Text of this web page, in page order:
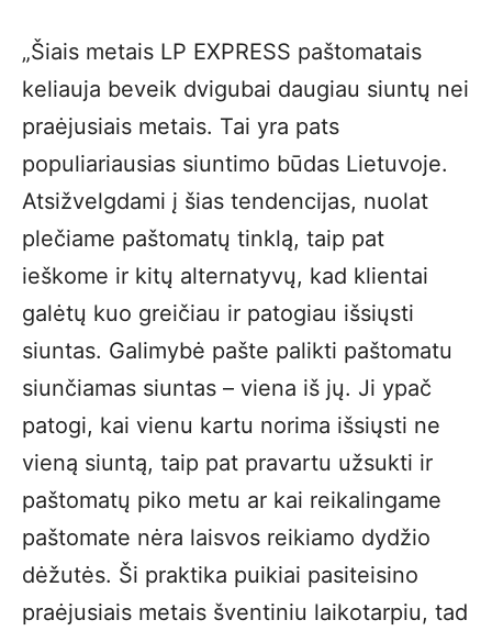
„Šiais metais LP EXPRESS paštomatais
keliauja beveik dvigubai daugiau siuntų nei
praėjusiais metais. Tai yra pats
populiariausias siuntimo būdas Lietuvoje.
Atsižvelgdami į šias tendencijas, nuolat
plečiame paštomatų tinklą, taip pat
ieškome ir kitų alternatyvų, kad klientai
galėtų kuo greičiau ir patogiau išsiųsti
siuntas. Galimybė pašte palikti paštomatu
siunčiamas siuntas – viena iš jų. Ji ypač
patogi, kai vienu kartu norima išsiųsti ne
vieną siuntą, taip pat pravartu užsukti ir
paštomatų piko metu ar kai reikalingame
paštomate nėra laisvos reikiamo dydžio
dėžutės. Ši praktika puikiai pasiteisino
praėjusiais metais šventiniu laikotarpiu, tad